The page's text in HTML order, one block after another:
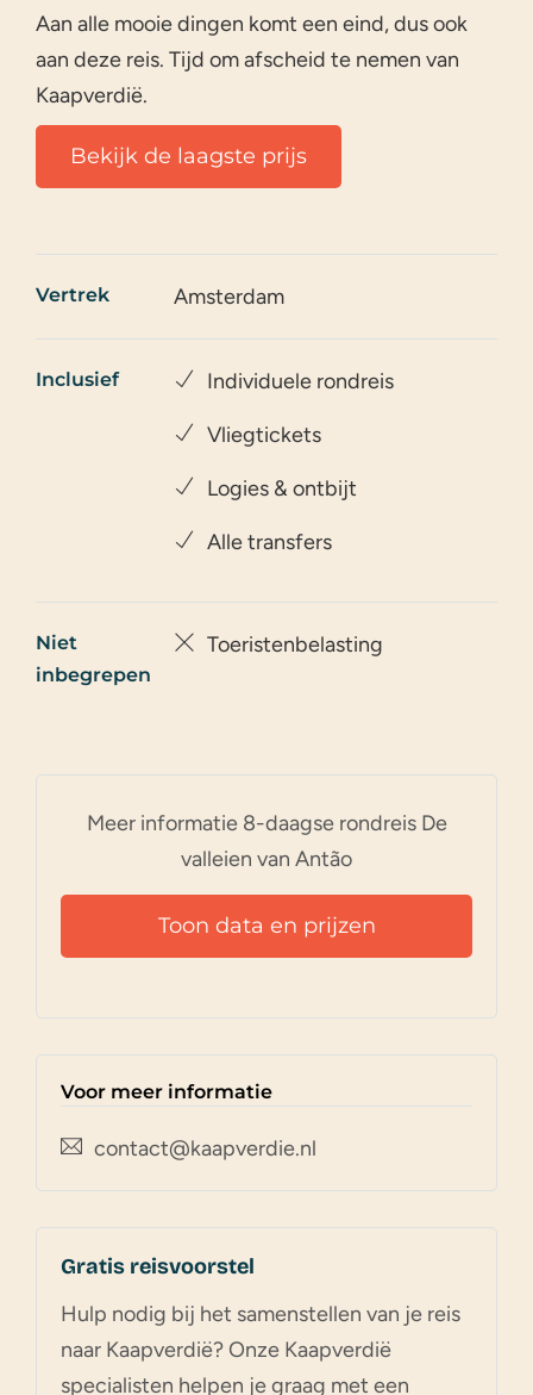
Aan alle mooie dingen komt een eind, dus ook
aan deze reis. Tijd om afscheid te nemen van
Kaapverdië.
Bekijk de laagste prijs
Vertrek Amsterdam
Inclusief Individuele rondreis
Vliegtickets
Logies & ontbijt
Alle transfers
Niet
inbegrepen
Toeristenbelasting
Meer informatie 8-daagse rondreis De
valleien van Antão
Toon data en prijzen
Voor meer informatie
contact@kaapverdie.nl
Gratis reisvoorstel
Hulp nodig bij het samenstellen van je reis
naar Kaapverdië? Onze Kaapverdië
specialisten helpen je graag met een